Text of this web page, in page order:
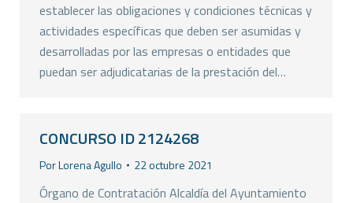
establecer las obligaciones y condiciones técnicas y
actividades específicas que deben ser asumidas y
desarrolladas por las empresas o entidades que
puedan ser adjudicatarias de la prestación del…
CONCURSO ID 2124268
PorLorena Agullo 22 octubre 2021
Órgano de Contratación Alcaldía del Ayuntamiento